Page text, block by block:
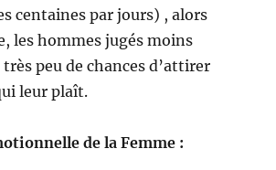
centaines par jours) , alors
les hommes jugés moins
peu de chances d’attirer
leur plaît.
de la Femme :